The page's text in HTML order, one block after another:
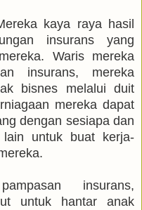
kaya raya hasil
insurans yang
Waris mereka
insurans, mereka
bisnes melalui duit
mereka dapat
dengan sesiapa dan
lain untuk buat kerja-
insurans,
untuk hantar anak